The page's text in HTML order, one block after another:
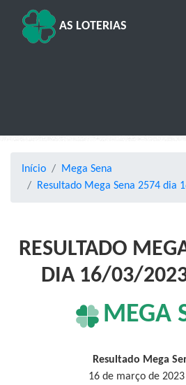
AS LOTERIAS
Início
Mega Sena
Resultado Mega Sena 2574 dia
RESULTADO
DIA 16/03/
MEGA
Resultado Mega
16 de março de